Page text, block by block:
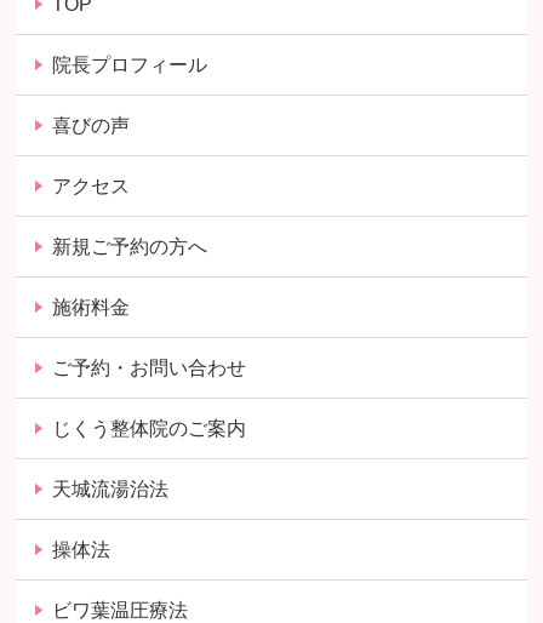
院長プロフィール
喜びの声
アクセス
新規ご予約の方へ
施術料金
ご予約・お問い合わせ
じくう整体院のご案内
天城流湯治法
操体法
ビワ葉温圧療法